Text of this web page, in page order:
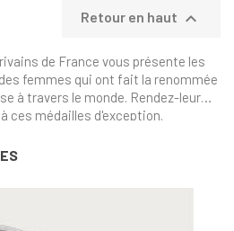
Retour en haut 
de France vous présente les
femmes qui ont fait la renommée
à travers le monde. Rendez-leur
ces médailles d'exception.